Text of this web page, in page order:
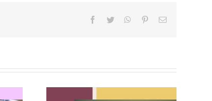
facebooktwitter whatsapppinterestEmail